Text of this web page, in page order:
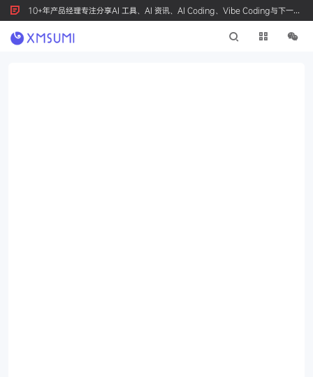
10+年产品经理专注分享AI 工具、AI 资讯、AI Coding、Vibe Coding与下一代
产品创新，按 Ctrl+D 收藏我们